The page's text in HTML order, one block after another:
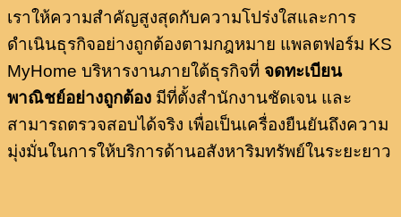
เราให้ความสำคัญสูงสุดกับความโปร่งใสและการ
ดำเนินธุรกิจอย่างถูกต้องตามกฎหมาย แพลตฟอร์ม KS
MyHome บริหารงานภายใต้ธุรกิจที่ จดทะเบียน
พาณิชย์อย่างถูกต้อง มีที่ตั้งสำนักงานชัดเจน และ
สามารถตรวจสอบได้จริง เพื่อเป็นเครื่องยืนยันถึงความ
มุ่งมั่นในการให้บริการด้านอสังหาริมทรัพย์ในระยะยาว